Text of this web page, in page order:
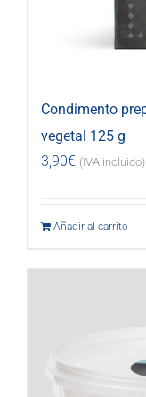
Condimento
vegetal 125 g
3,90€ (IVA incluido)
Añadir al carrito